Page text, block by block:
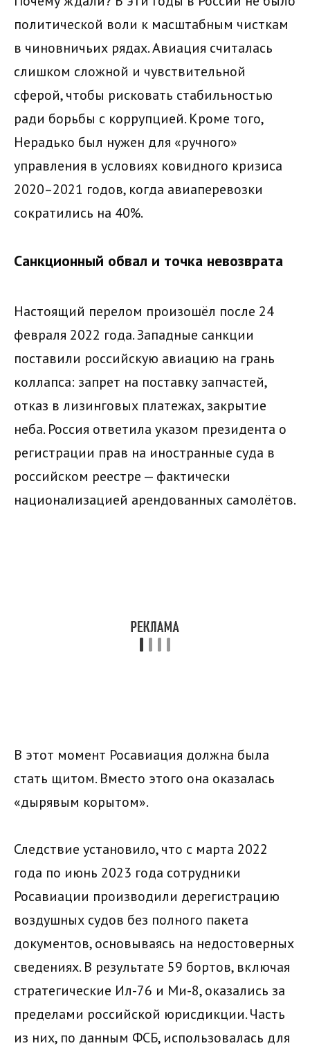
политической воли к масштабным чисткам
в чиновничьих рядах. Авиация считалась
слишком сложной и чувствительной
сферой, чтобы рисковать стабильностью
ради борьбы с коррупцией. Кроме того,
Нерадько был нужен для «ручного»
управления в условиях ковидного кризиса
2020–2021 годов, когда авиаперевозки
сократились на 40%.
Санкционный обвал и точка невозврата
Настоящий перелом произошёл после 24
февраля 2022 года. Западные санкции
поставили российскую авиацию на грань
коллапса: запрет на поставку запчастей,
отказ в лизинговых платежах, закрытие
неба. Россия ответила указом президента о
регистрации прав на иностранные суда в
российском реестре — фактически
национализацией арендованных самолётов.
В этот момент Росавиация должна была
стать щитом. Вместо этого она оказалась
«дырявым корытом».
Следствие установило, что с марта 2022
года по июнь 2023 года сотрудники
Росавиации производили дерегистрацию
воздушных судов без полного пакета
документов, основываясь на недостоверных
сведениях. В результате 59 бортов, включая
стратегические Ил-76 и Ми-8, оказались за
пределами российской юрисдикции. Часть
из них, по данным ФСБ, использовалась для